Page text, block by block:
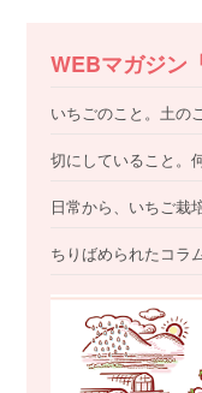
WEBマガジン
いちごのこと。土の
切にしていること。
日常から、いちご栽
ちりばめられたコラ